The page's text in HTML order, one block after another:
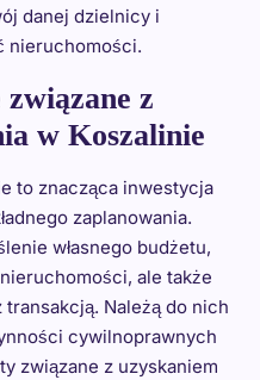
danej dzielnicy i
nieruchomości.
z
w Koszalinie
to znacząca inwestycja
zaplanowania.
własnego budżetu,
ale także
Należą do nich
cywilnoprawnych
związane z uzyskaniem